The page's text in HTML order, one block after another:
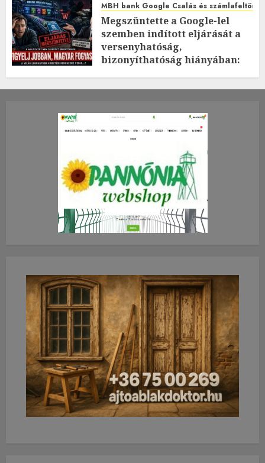
MBH bank Google Csalás és
Megszüntette a Google-lel
szemben indított eljárását a
versenyhatóság,
bizonyíthatóság hiányában:
2026.JÚLIUS.23. CSÜTÖRTÖK.
0